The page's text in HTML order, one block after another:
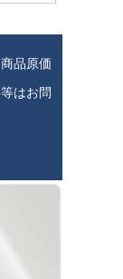
品原価
はお問